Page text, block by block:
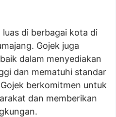
di berbagai kota di
Gojek juga
dalam menyediakan
dan mematuhi standar
berkomitmen untuk
dan memberikan